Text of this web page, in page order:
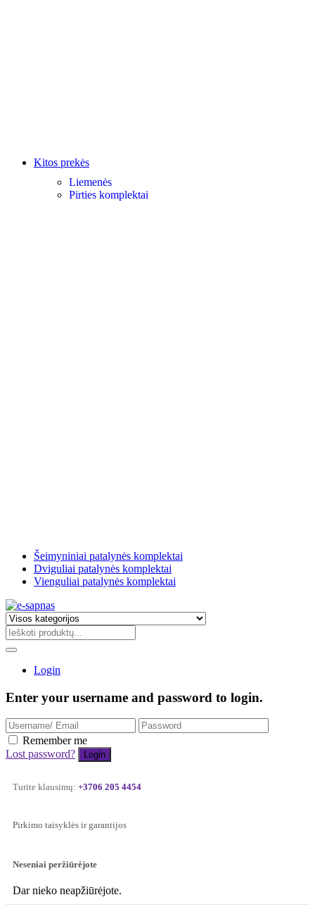
Kitos prekės
Liemenės
Pirties komplektai
Šeimyniniai patalynės komplektai
Dviguliai patalynės komplektai
Vienguliai patalynės komplektai
Login
Enter your username and password to login.
Remember me
Lost password?
Turite klausimų: +3706 205 4454
Pirkimo taisyklės ir garantijos
Neseniai peržiūrėjote
Dar nieko neapžiūrėjote.